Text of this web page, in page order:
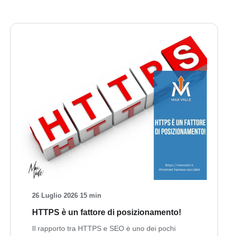
26 Luglio 2026·15 min
HTTPS è un fattore di posizionamento!
Il rapporto tra HTTPS e SEO è uno dei pochi